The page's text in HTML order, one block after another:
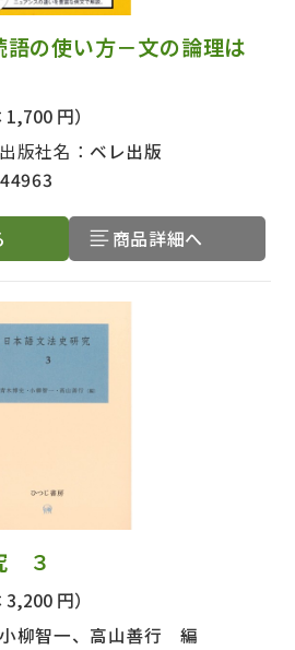
の使い方－文の論理は
1,700 円）
出版社名： ベレ出版
商品詳細へ
３
3,200 円）
柳智一、高山善行 編